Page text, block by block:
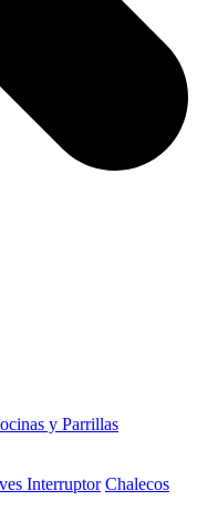
y Parrillas
Interruptor Chalecos